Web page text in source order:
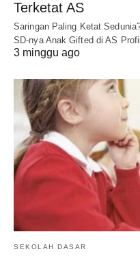
Terketat AS
Saringan Paling Ketat
SD-nya Anak Gifted di AS
3 minggu ago
SEKOLAH DASAR